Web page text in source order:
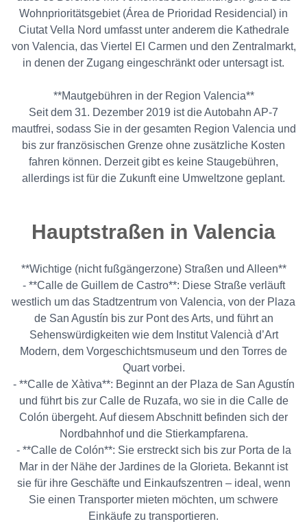
Wohnprioritätsgebiet (Área de Prioridad Residencial) in
Ciutat Vella Nord umfasst unter anderem die Kathedrale
von Valencia, das Viertel El Carmen und den Zentralmarkt,
in denen der Zugang eingeschränkt oder untersagt ist.
**Mautgebühren in der Region Valencia**
Seit dem 31. Dezember 2019 ist die Autobahn AP-7
mautfrei, sodass Sie in der gesamten Region Valencia und
bis zur französischen Grenze ohne zusätzliche Kosten
fahren können. Derzeit gibt es keine Staugebühren,
allerdings ist für die Zukunft eine Umweltzone geplant.
Hauptstraßen in Valencia
**Wichtige (nicht fußgängerzone) Straßen und Alleen**
- **Calle de Guillem de Castro**: Diese Straße verläuft
westlich um das Stadtzentrum von Valencia, von der Plaza
de San Agustín bis zur Pont des Arts, und führt an
Sehenswürdigkeiten wie dem Institut Valencià d’Art
Modern, dem Vorgeschichtsmuseum und den Torres de
Quart vorbei.
- **Calle de Xàtiva**: Beginnt an der Plaza de San Agustín
und führt bis zur Calle de Ruzafa, wo sie in die Calle de
Colón übergeht. Auf diesem Abschnitt befinden sich der
Nordbahnhof und die Stierkampfarena.
- **Calle de Colón**: Sie erstreckt sich bis zur Porta de la
Mar in der Nähe der Jardines de la Glorieta. Bekannt ist
sie für ihre Geschäfte und Einkaufszentren – ideal, wenn
Sie einen Transporter mieten möchten, um schwere
Einkäufe zu transportieren.